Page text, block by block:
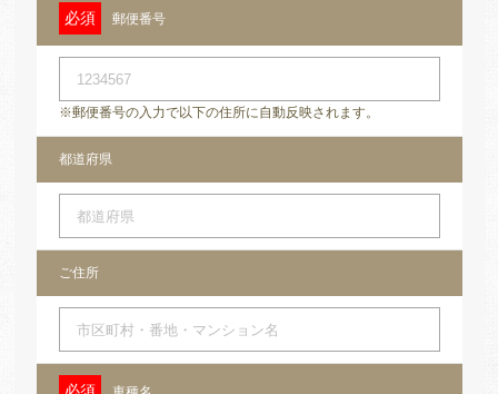
郵便番号
※郵便番号の入力で以下の住所に自動反映されます。
都道府県
ご住所